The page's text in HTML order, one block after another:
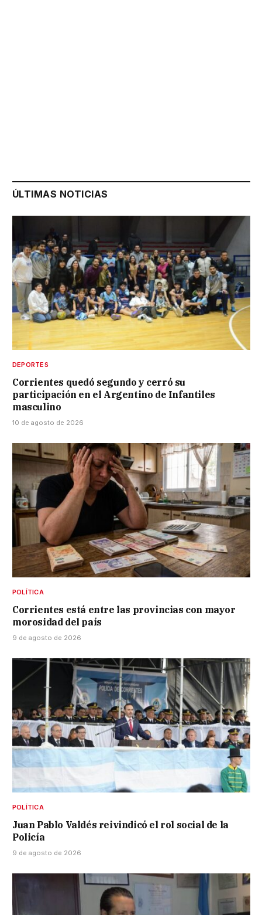
ÚLTIMAS NOTICIAS
DEPORTES
Corrientes quedó segundo y cerró su
participación en el Argentino de Infantiles
masculino
10 de agosto de 2026
POLÍTICA
Corrientes está entre las provincias con mayor
morosidad del país
9 de agosto de 2026
POLÍTICA
Juan Pablo Valdés reivindicó el rol social de la
Policía
9 de agosto de 2026